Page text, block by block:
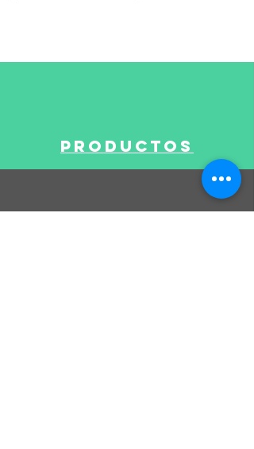
productos